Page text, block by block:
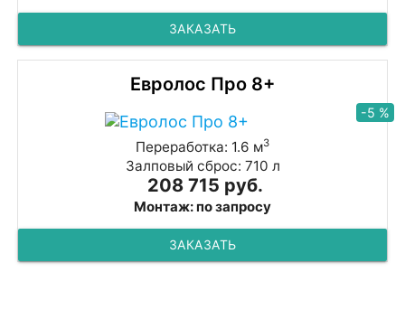
ЗАКАЗАТЬ
Евролос Про 8+
-5 %
Переработка: 1.6 м3
Залповый сброс: 710 л
208 715 руб.
Монтаж: по запросу
ЗАКАЗАТЬ